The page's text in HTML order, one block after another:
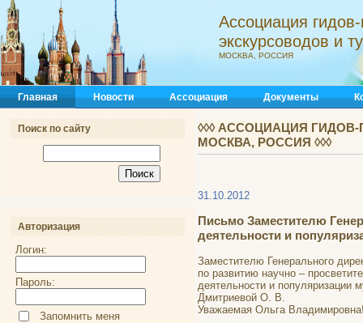
Ассоциация
экскурсоводов и
МОСКВА, РОССИЯ
Главная Новости Ассоциация Документы
Поиск по сайту
Авторизация
Логин:
Пароль:
Запомнить меня
◊◊◊ АССОЦИАЦИЯ
МОСКВА, РОССИЯ ◊◊◊
31.10.2012
Письмо Заместителю
деятельности и
Заместителю Генерального
по развитию научно –
деятельности и популяризации
Дмитриевой О. В.
Уважаемая Ольга